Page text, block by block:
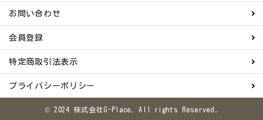
お問い合わせ
会員登録
特定商取引法表示
プライバシーポリシー
© 2024 株式会社G-Place. All rights Reserved.